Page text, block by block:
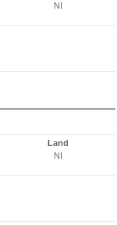
NI
Land
NI